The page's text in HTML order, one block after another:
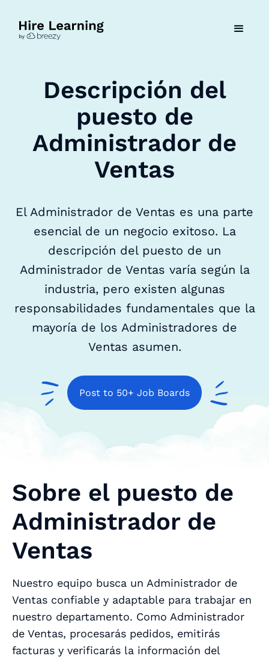
Descripción del
puesto de
Administrador de
Ventas
El Administrador de Ventas es una parte
esencial de un negocio exitoso. La
descripción del puesto de un
Administrador de Ventas varía según la
industria, pero existen algunas
responsabilidades fundamentales que la
mayoría de los Administradores de
Ventas asumen.
Post to 50+ Job Boards
Sobre el puesto de
Administrador de
Ventas
Nuestro equipo busca un Administrador de
Ventas confiable y adaptable para trabajar en
nuestro departamento. Como Administrador
de Ventas, procesarás pedidos, emitirás
facturas y verificarás la información del